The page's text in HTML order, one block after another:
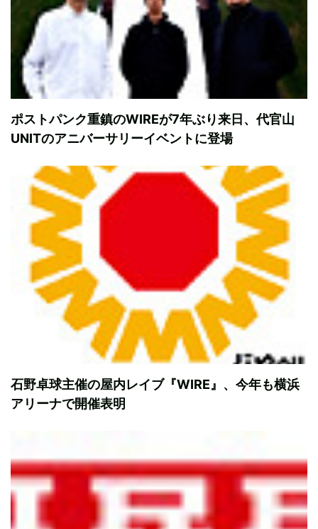
ポストパンク重鎮のWIREが7年ぶり来日、代官山
UNITのアニバーサリーイベントに登場
石野卓球主催の屋内レイブ『WIRE』、今年も横浜
アリーナで開催表明